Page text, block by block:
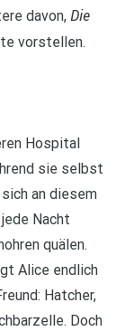
davon, Die
vorstellen.
Hospital
sie selbst
an diesem
Nacht
quälen.
Alice endlich
Hatcher,
Doch